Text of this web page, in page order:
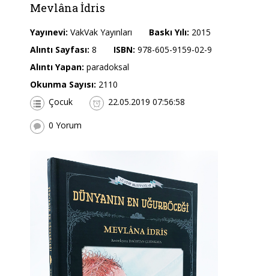
Mevlâna İdris
Yayınevi: VakVak Yayınları Baskı Yılı: 2015
Alıntı Sayfası: 8 ISBN: 978-605-9159-02-9
Alıntı Yapan: paradoksal
Okunma Sayısı: 2110
Çocuk
22.05.2019 07:56:58
0 Yorum